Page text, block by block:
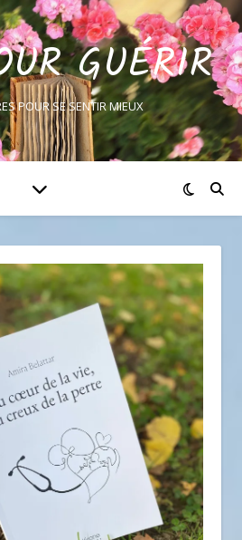
GUÉRIR
POUR SE SENTIR MIEUX